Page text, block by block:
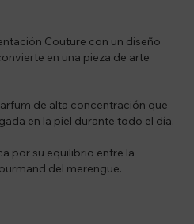
Couture con un diseño
en una pieza de arte
de alta concentración que
en la piel durante todo el día.
por su equilibrio entre la
del merengue.